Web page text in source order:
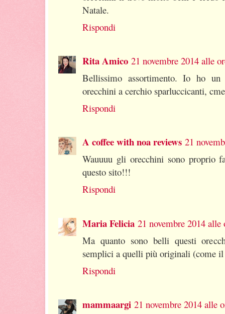
Natale.
Rispondi
Rita Amico 21 novembre 2014 alle
Bellissimo assortimento. Io ho
orecchini a cerchio sparluccicanti,
Rispondi
A coffee with noa reviews 21
Wauuuu gli orecchini sono proprio
questo sito!!!
Rispondi
Maria Felicia 21 novembre 2014 alle
Ma quanto sono belli questi
semplici a quelli più originali (come
Rispondi
mammaargi 21 novembre 2014 alle